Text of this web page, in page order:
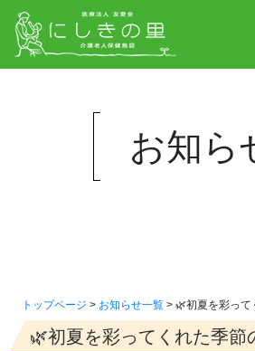
お知ら
トップページ > お知らせ一覧 > 🌿初夏を彩って
🌿初夏を彩ってくれた季節